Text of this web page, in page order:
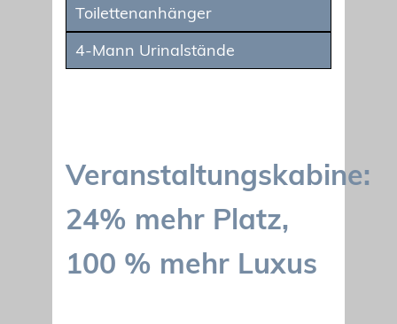
Toilettenanhänger
4-Mann Urinalstände
Veranstaltungskabine:
24% mehr Platz,
100 % mehr Luxus